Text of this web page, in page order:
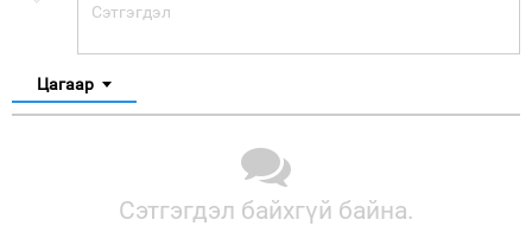
Цагаар
Сэтгэгдэл байхгүй байна.